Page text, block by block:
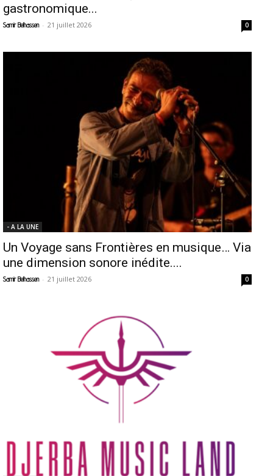
gastronomique...
Samir Belhassen - 21 juillet 2026 0
- A LA UNE
Un Voyage sans Frontières en musique… Via
une dimension sonore inédite....
Samir Belhassen - 21 juillet 2026 0